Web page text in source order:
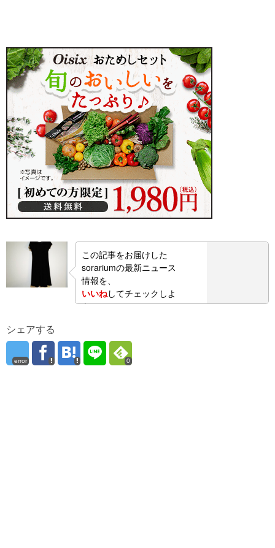
この記事をお届けした
sorariumの最新ニュース
情報を、
いいねしてチェックしよ
う！
シェアする
error 0